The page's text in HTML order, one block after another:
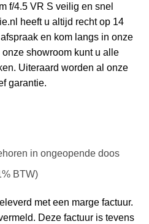
f/4.5 VR S veilig en snel
heeft u altijd recht op 14
en kom langs in onze
showroom kunt u alle
Uiteraard worden al onze
garantie.
in ongeopende doos
BTW)
met een marge factuur.
Deze factuur is tevens